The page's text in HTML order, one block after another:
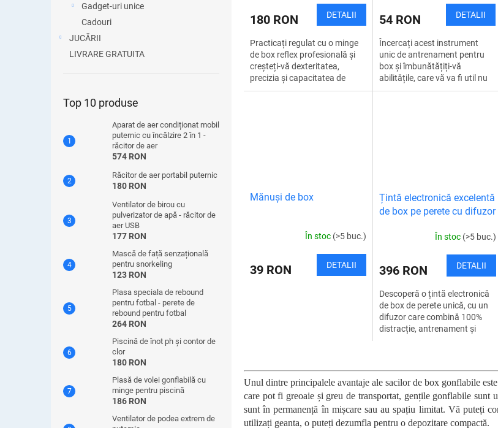
Gadget-uri unice
Cadouri
JUCĂRII
LIVRARE GRATUITA
Top 10 produse
Aparat de aer condiționat mobil
puternic cu încălzire 2 în 1 -
răcitor de aer
574 RON
Răcitor de aer portabil puternic
180 RON
Ventilator de birou cu
pulverizator de apă - răcitor de
aer USB
177 RON
Mască de față senzațională
pentru snorkeling
123 RON
Plasa speciala de rebound
pentru fotbal - perete de
rebound pentru fotbal
264 RON
Piscină de înot ph și contor de
clor
180 RON
Plasă de volei gonflabilă cu
minge pentru piscină
186 RON
Ventilator de podea extrem de
180 RON DETALII
Practicați regulat cu o minge
de box reflex profesională și
creșteți-vă dexteritatea,
precizia și capacitatea de
reacție. Indiferent dacă ești un
54 RON DETALII
Încercați acest instrument
unic de antrenament pentru
box și îmbunătățiți-vă
abilitățile, care vă va fi util nu
numai atunci când practicați
Mănuși de box
În stoc (>5 buc.)
39 RON DETALII
Țintă electronică excelentă
de box pe perete cu difuzor
În stoc (>5 buc.)
396 RON DETALII
Descoperă o țintă electronică
de box de perete unică, cu un
difuzor care combină 100%
distracție, antrenament și
Unul dintre principalele avantaje ale sacilor de box gonflabile
care pot fi greoaie și greu de transportat, gențile gonflabile sunt
sunt în permanență în mișcare sau au spațiu limitat. Vă puteți
utilizați geanta, o puteți dezumfla pentru o depozitare compactă.